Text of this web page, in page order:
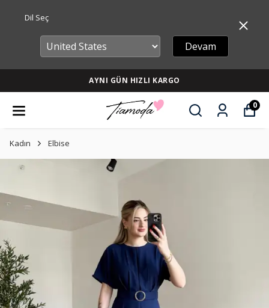
Dil Seç
Devam
AYNI GÜN HIZLI KARGO
0
Kadın Elbise